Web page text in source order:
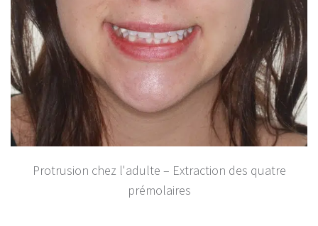
Protrusion chez l'adulte – Extraction des quatre
prémolaires